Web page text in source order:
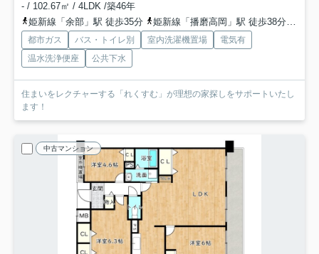
- / 102.67㎡ / 4LDK /築46年
姫新線「余部」駅 徒歩35分
姫新線「播磨高岡」駅 徒歩38分
都市ガス バス・トイレ別 室内洗濯機置場
電気有
温水洗浄便座
公共下水
住まいをレクチャーする「れくすむ」が理想の家探しをサポートいたし
ます！
中古マンション